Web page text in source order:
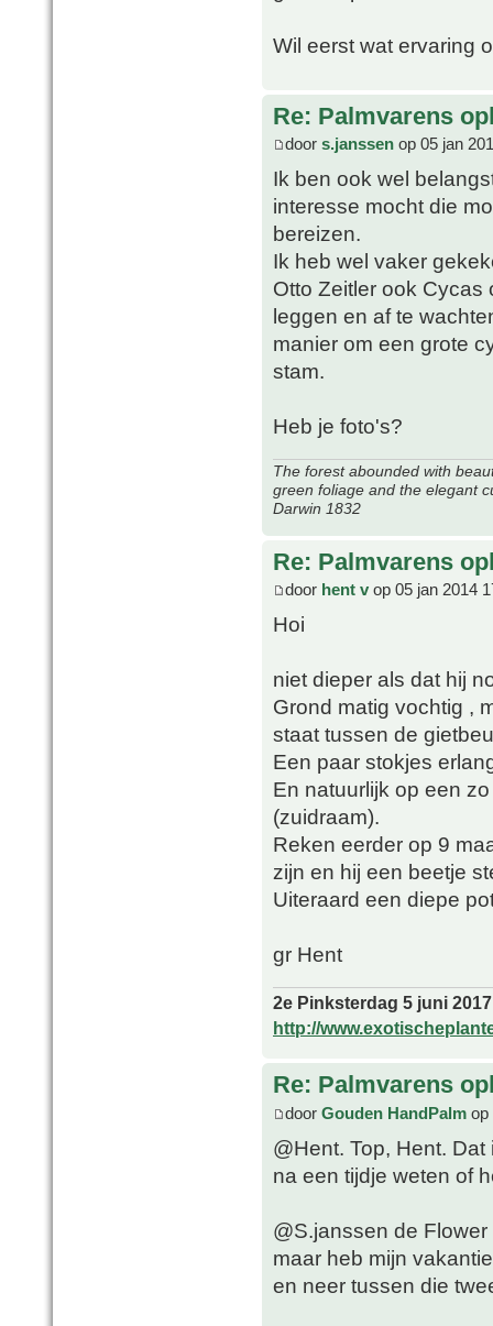
Wil eerst wat ervaring
Re: Palmvarens
door s.janssen op 05 jan
Ik ben ook wel
interesse mocht die
bereizen.
Ik heb wel vaker
Otto Zeitler ook
leggen en af te
manier om een grote
stam.
Heb je foto's?
The forest abounded with
green foliage and the elegant
Darwin 1832
Re: Palmvarens
door hent v op 05 jan 2014
Hoi
niet dieper als dat hij
Grond matig vochtig ,
staat tussen de
Een paar stokjes
En natuurlijk op een
(zuidraam).
Reken eerder op 9
zijn en hij een beetje
Uiteraard een diepe
gr Hent
2e Pinksterdag 5 juni
http://
Re: Palmvarens
door Gouden HandPalm op
@Hent. Top, Hent.
na een tijdje weten of
@S.janssen de
maar heb mijn
en neer tussen die